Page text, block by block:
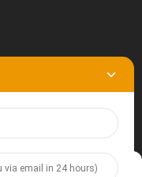
produits, veuillez
courriel ou nous appeler